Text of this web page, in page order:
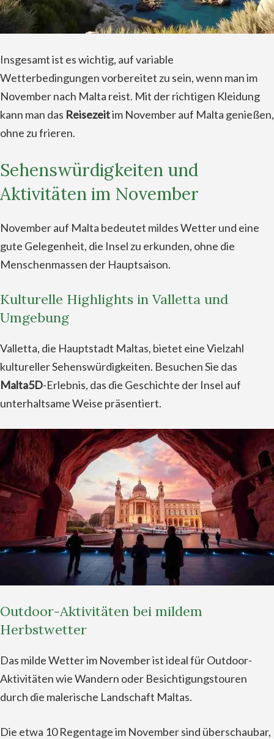
Insgesamt ist es wichtig, auf variable
Wetterbedingungen vorbereitet zu sein, wenn man im
November nach Malta reist. Mit der richtigen Kleidung
kann man das Reisezeitim November auf Malta genießen,
ohne zu frieren.
Sehenswürdigkeiten und
Aktivitäten im November
November auf Malta bedeutet mildes Wetter und eine
gute Gelegenheit, die Insel zu erkunden, ohne die
Menschenmassen der Hauptsaison.
Kulturelle Highlights in Valletta und
Umgebung
Valletta, die Hauptstadt Maltas, bietet eine Vielzahl
kultureller Sehenswürdigkeiten. Besuchen Sie das
Malta5D-Erlebnis, das die Geschichte der Insel auf
unterhaltsame Weise präsentiert.
Outdoor-Aktivitäten bei mildem
Herbstwetter
Das milde Wetter im November ist ideal für Outdoor-
Aktivitäten wie Wandern oder Besichtigungstouren
durch die malerische Landschaft Maltas.
Die etwa 10 Regentage im November sind überschaubar,